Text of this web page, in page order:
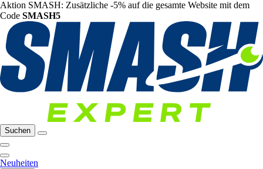
Aktion SMASH: Zusätzliche -5% auf die gesamte Website mit dem
Code SMASH5
Suchen
Neuheiten